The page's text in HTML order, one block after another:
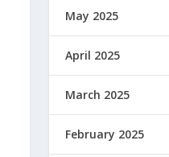
May 2025
April 2025
March 2025
February 2025